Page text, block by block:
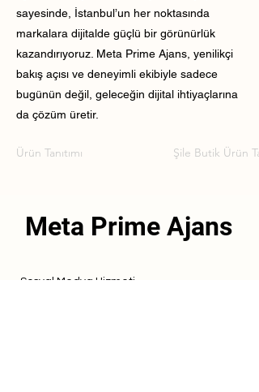
sayesinde, İstanbul’un her noktasında
markalara dijitalde güçlü bir görünürlük
kazandırıyoruz. Meta Prime Ajans, yenilikçi
bakış açısı ve deneyimli ekibiyle sadece
bugünün değil, geleceğin dijital ihtiyaçlarına
da çözüm üretir.
Ürün Tanıtımı Şile Butik Ürün
Meta Prime Ajans
Sosyal Medya Hizmeti